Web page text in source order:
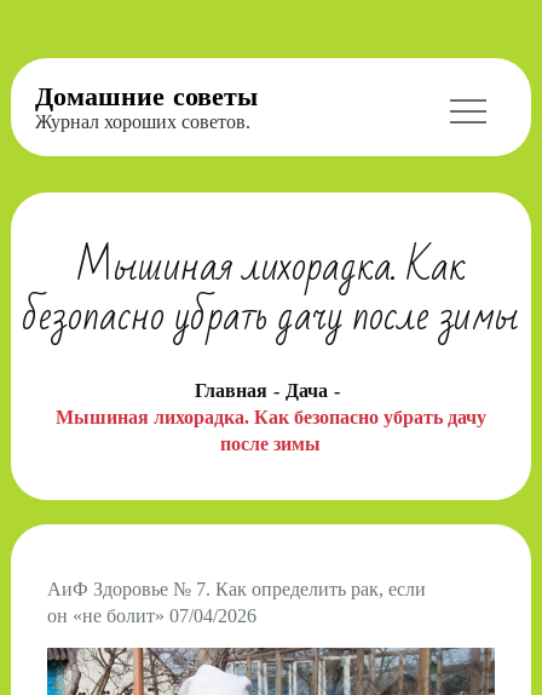
Перейти
содержимому
Домашние советы
Журнал хороших советов.
Мышиная лихорадка. Как
безопасно убрать дачу после зимы
Главная
Дача
Мышиная лихорадка. Как безопасно убрать дачу
после зимы
АиФ Здоровье № 7. Как определить рак, если
он «не болит» 07/04/2026